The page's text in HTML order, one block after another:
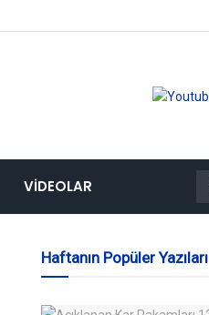
VIDEOLAR
Haftanın Popüler Yazıları